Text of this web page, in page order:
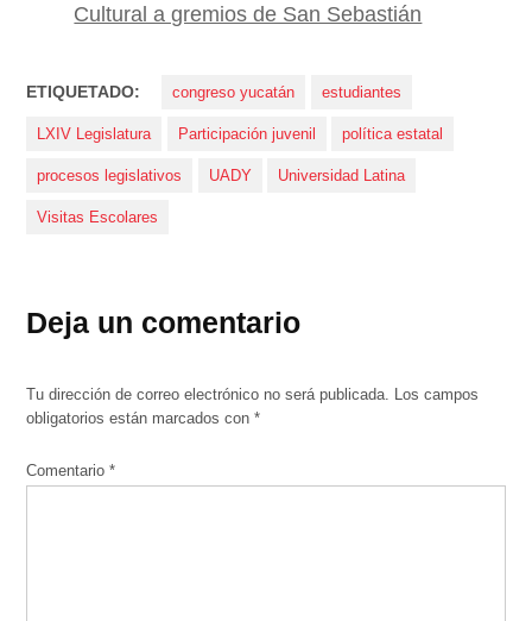
Cultural a gremios de San Sebastián
ETIQUETADO: congreso yucatán estudiantes
LXIV Legislatura Participación juvenil política estatal
procesos legislativos UADY Universidad Latina
Visitas Escolares
Deja un comentario
Tu dirección de correo electrónico no será publicada.
Los campos
obligatorios están marcados con*
Comentario*